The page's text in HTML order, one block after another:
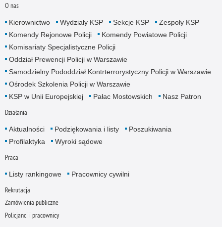
O nas
Kierownictwo Wydziały KSP Sekcje KSP
Zespoły KSP
Komendy Rejonowe Policji
Komendy Powiatowe Policji
Komisariaty Specjalistyczne Policji
Oddział Prewencji Policji w Warszawie
Samodzielny Pododdział Kontrterrorystyczny Policji w Warszawie
Ośrodek Szkolenia Policji w Warszawie
KSP w Unii Europejskiej
Pałac Mostowskich Nasz Patron
Działania
Aktualności Podziękowania i listy
Poszukiwania
Profilaktyka
Wyroki sądowe
Praca
Listy rankingowe Pracownicy cywilni
Rekrutacja
Zamówienia publiczne
Policjanci i pracownicy